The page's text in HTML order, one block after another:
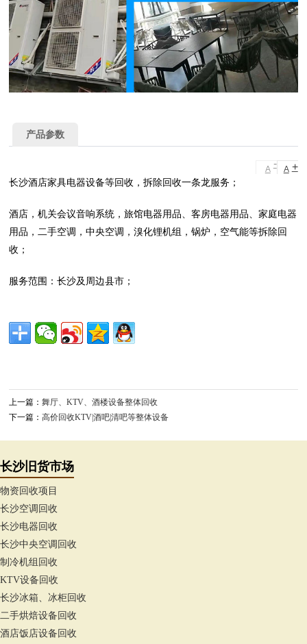
产品参数
A - A +
长沙酒店家具电器设备等回收，拆除回收一条龙服务；
酒店，机关会议音响系统，旅馆电器用品、客房电器用品、家庭电器
用品，二手空调，中央空调，溴化锂机组，锅炉，空气能等拆除回
收；
服务范围：长沙及周边县市；
上一篇：舞厅、KTV、酒楼设备整体回收
下一篇：高价回收KTV|酒吧|清吧等整体设备
长沙旧货市场
物资回收项目
长沙空调回收
长沙电器回收
长沙中央空调回收
制冷机组回收
KTV设备回收
长沙冰箱、冰柜回收
二手烘焙设备回收
酒店饭店设备回收